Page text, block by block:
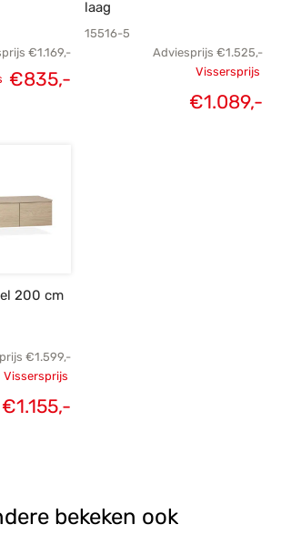
€1.169,-
€835,-Huidige
laag
15516-5
Adviesprijs €1.525,-
Vissersprijs
€1.089,-
200 cm
€1.599,-
Oorspronkelijke
prijs was:
Vissersprijs
€1.155,-
bekeken ook